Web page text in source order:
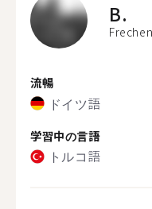
B.
Frechen
流暢
ドイツ語
学習中の言語
トルコ語